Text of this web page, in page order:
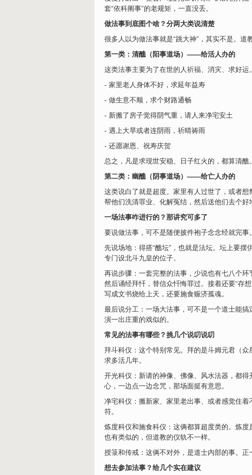
套“依科阐事”的老规矩，一直没丢。
做法事到底图个啥？分两大类说清楚
很多人以为做法事就是“跳大神”，其实不是。道
第一类：清醮（阳事道场）——给活人办的
这类法事主要为了在世的人祈福、消灾、求好运
- 家里老人身体不好，求延年益寿
- 做生意不顺，求个财路通畅
- 新搬了房子觉得阴气重，请人来净宅安土
- 遇上大旱或者连阴雨，祈晴祷雨
- 还愿谢恩、祝寿庆贺
总之，凡是求现世安稳、日子红火的，都算清醮。
第二类：幽醮（阴事道场）——给亡人办的
这类说白了就是超度。家里有人过世了，或者
帮他们洗清罪业、化解冤结，然后送他们去个好
一场法事咋进行的？那讲究可多了
要说做法事，可不是随便披件袍子念念经就完事
先说场地：得搭“醮坛”，也就是法坛。坛上要
专门设北斗九皇的位子。
再说步骤：一套完整的法事，少说也有七八个
然后诵经拜忏，替信众忏悔罪过。接着还要“存
写成文书烧给上天，还要施食赈济孤魂。
最后说分工：一场大法事，可不是一个道士能
演一出庄重的戏似的。
常见的法事有哪些？挑几个说叨说叨
拜斗科仪：这个特别常见。拜的是斗姆元君（
求多活几年。
开光科仪：新请的神像、佛像、风水法器，都
心，一边点一边念咒，那场面挺有意思。
净宅科仪：搬新家、家里老出事、或者感觉住
符。
炼度科仪和施食科仪：这俩都算超度类的。炼
也有类似的，但道教的仪轨不一样。
授箓和传戒：这俩不对外，是道士内部的事。
想去参加法事？给几个实在建议